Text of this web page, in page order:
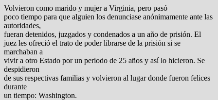
Volvieron como marido y mujer a Virginia, pero pasó
poco tiempo para que alguien los denunciase anónimamente ante las
autoridades,
fueran detenidos, juzgados y condenados a un año de prisión. El
juez les ofreció el trato de poder librarse de la prisión si se
marchaban a
vivir a otro Estado por un periodo de 25 años y así lo hicieron. Se
despidieron
de sus respectivas familias y volvieron al lugar donde fueron felices
durante
un tiempo: Washington.